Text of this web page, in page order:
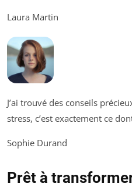
Laura Martin
J’ai trouvé des conseils
stress, c’est exactement ce
Sophie Durand
Prêt à